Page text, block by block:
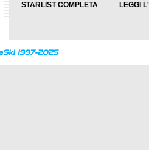
STARLIST COMPLETA LEGGI